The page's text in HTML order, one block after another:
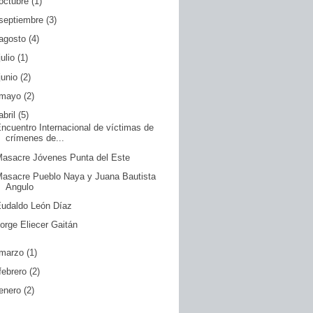
(3)
(4)
(1)
(2)
mayo (2)
(5)
Internacional de víctimas de
crímenes de...
Jóvenes Punta del Este
Pueblo Naya y Juana Bautista
Angulo
León Díaz
Eliecer Gaitán
marzo (1)
(2)
(2)